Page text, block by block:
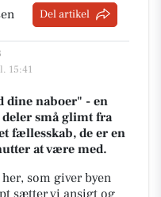
Del artikel
15:41
dine naboer" - en
små glimt fra
fællesskab, de er en
at være med.
som giver byen
sætter vi ansigt og